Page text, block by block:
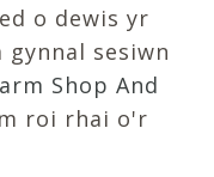
o dewis yr
sesiwn
Shop And
roi rhai o'r